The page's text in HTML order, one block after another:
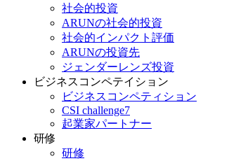
社会的投資
ARUNの社会的投資
社会的インパクト評価
ARUNの投資先
ジェンダーレンズ投資
ビジネスコンペテイション
ビジネスコンペティション
CSI challenge7
起業家パートナー
研修
研修